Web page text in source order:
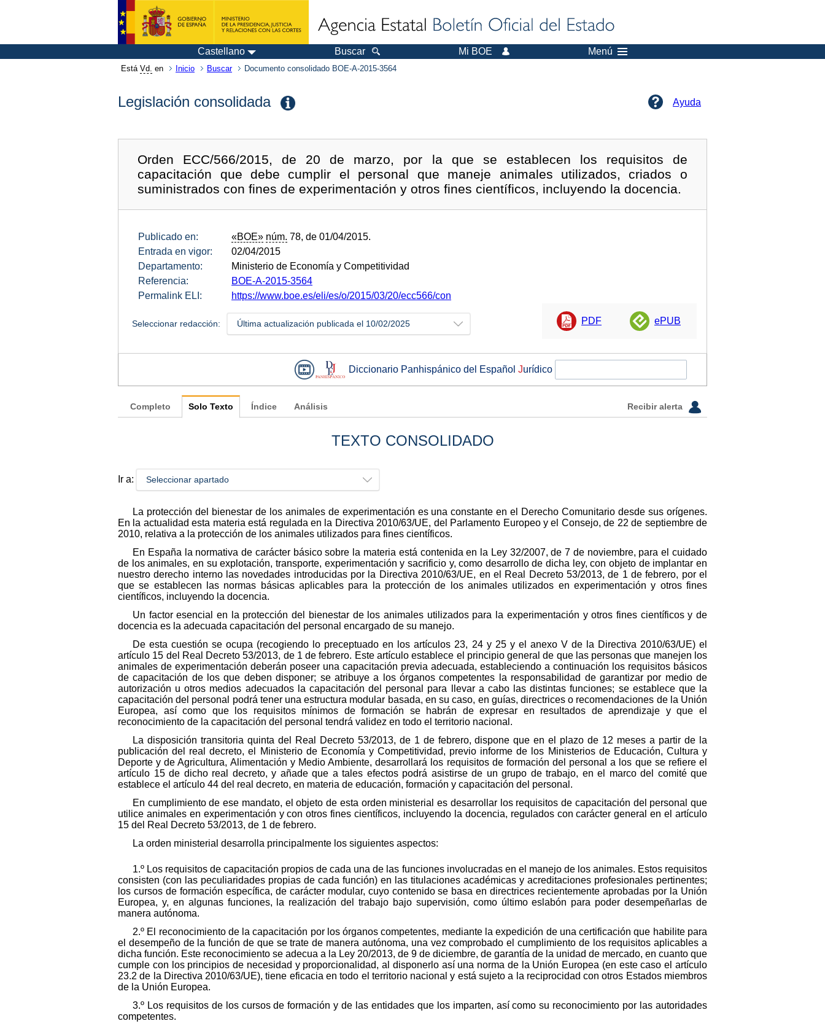
Castellano Buscar Mi BOE Menú
Está Vd. en Inicio Buscar Documento consolidado BOE-A-2015-3564
Legislación consolidada Ayuda
Orden ECC/566/2015, de 20 de marzo, por la que se establecen los requisitos de
capacitación que debe cumplir el personal que maneje animales utilizados, criados o
suministrados con fines de experimentación y otros fines científicos, incluyendo la docencia.
Publicado en: «BOE» núm. 78, de 01/04/2015.
Entrada en vigor:
02/04/2015
Departamento:
Ministerio de Economía y Competitividad
Referencia:
BOE-A-2015-3564
Permalink ELI:
https://www.boe.es/eli/es/o/2015/03/20/ecc566/con
Seleccionar redacción: Última actualización publicada el 10/02/2025 PDF ePUB
Diccionario Panhispánico del Español Jurídico
Completo Solo Texto Índice Análisis Recibir alerta
TEXTO CONSOLIDADO
Ir a: Seleccionar apartado
La protección del bienestar de los animales de experimentación es una constante en el Derecho Comunitario desde sus orígenes.
En la actualidad esta materia está regulada en la Directiva 2010/63/UE, del Parlamento Europeo y el Consejo, de 22 de septiembre de
2010, relativa a la protección de los animales utilizados para fines científicos.
En España la normativa de carácter básico sobre la materia está contenida en la Ley 32/2007, de 7 de noviembre, para el cuidado
de los animales, en su explotación, transporte, experimentación y sacrificio y, como desarrollo de dicha ley, con objeto de implantar en
nuestro derecho interno las novedades introducidas por la Directiva 2010/63/UE, en el Real Decreto 53/2013, de 1 de febrero, por el
que se establecen las normas básicas aplicables para la protección de los animales utilizados en experimentación y otros fines
científicos, incluyendo la docencia.
Un factor esencial en la protección del bienestar de los animales utilizados para la experimentación y otros fines científicos y de
docencia es la adecuada capacitación del personal encargado de su manejo.
De esta cuestión se ocupa (recogiendo lo preceptuado en los artículos 23, 24 y 25 y el anexo V de la Directiva 2010/63/UE) el
artículo 15 del Real Decreto 53/2013, de 1 de febrero. Este artículo establece el principio general de que las personas que manejen los
animales de experimentación deberán poseer una capacitación previa adecuada, estableciendo a continuación los requisitos básicos
de capacitación de los que deben disponer; se atribuye a los órganos competentes la responsabilidad de garantizar por medio de
autorización u otros medios adecuados la capacitación del personal para llevar a cabo las distintas funciones; se establece que la
capacitación del personal podrá tener una estructura modular basada, en su caso, en guías, directrices o recomendaciones de la Unión
Europea, así como que los requisitos mínimos de formación se habrán de expresar en resultados de aprendizaje y que el
reconocimiento de la capacitación del personal tendrá validez en todo el territorio nacional.
La disposición transitoria quinta del Real Decreto 53/2013, de 1 de febrero, dispone que en el plazo de 12 meses a partir de la
publicación del real decreto, el Ministerio de Economía y Competitividad, previo informe de los Ministerios de Educación, Cultura y
Deporte y de Agricultura, Alimentación y Medio Ambiente, desarrollará los requisitos de formación del personal a los que se refiere el
artículo 15 de dicho real decreto, y añade que a tales efectos podrá asistirse de un grupo de trabajo, en el marco del comité que
establece el artículo 44 del real decreto, en materia de educación, formación y capacitación del personal.
En cumplimiento de ese mandato, el objeto de esta orden ministerial es desarrollar los requisitos de capacitación del personal que
utilice animales en experimentación y con otros fines científicos, incluyendo la docencia, regulados con carácter general en el artículo
15 del Real Decreto 53/2013, de 1 de febrero.
La orden ministerial desarrolla principalmente los siguientes aspectos:
1.º Los requisitos de capacitación propios de cada una de las funciones involucradas en el manejo de los animales. Estos requisitos
consisten (con las peculiaridades propias de cada función) en las titulaciones académicas y acreditaciones profesionales pertinentes;
los cursos de formación específica, de carácter modular, cuyo contenido se basa en directrices recientemente aprobadas por la Unión
Europea, y, en algunas funciones, la realización del trabajo bajo supervisión, como último eslabón para poder desempeñarlas de
manera autónoma.
2.º El reconocimiento de la capacitación por los órganos competentes, mediante la expedición de una certificación que habilite para
el desempeño de la función de que se trate de manera autónoma, una vez comprobado el cumplimiento de los requisitos aplicables a
dicha función. Este reconocimiento se adecua a la Ley 20/2013, de 9 de diciembre, de garantía de la unidad de mercado, en cuanto que
cumple con los principios de necesidad y proporcionalidad, al disponerlo así una norma de la Unión Europea (en este caso el artículo
23.2 de la Directiva 2010/63/UE), tiene eficacia en todo el territorio nacional y está sujeto a la reciprocidad con otros Estados miembros
de la Unión Europea.
3.º Los requisitos de los cursos de formación y de las entidades que los imparten, así como su reconocimiento por las autoridades
competentes.